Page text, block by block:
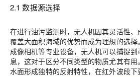
2.1 数据源选择
在进行油污监测时，无人机因其灵活性
覆盖大面积海域的优势而成为理想的选
成像相机等专业设备，无人机可以捕捉
息，这对于区分不同类型的物质尤其有
水面形成独特的反射特性，在红外波段下